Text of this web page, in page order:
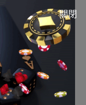
共事咨詢。“這個共
，然則提到米爽
。咱們還特地檢索
大利語先容，下面
博物館副館長杜
再次前來觀賞，并
經透露表現將會再
華大學蘇世平易
關閉